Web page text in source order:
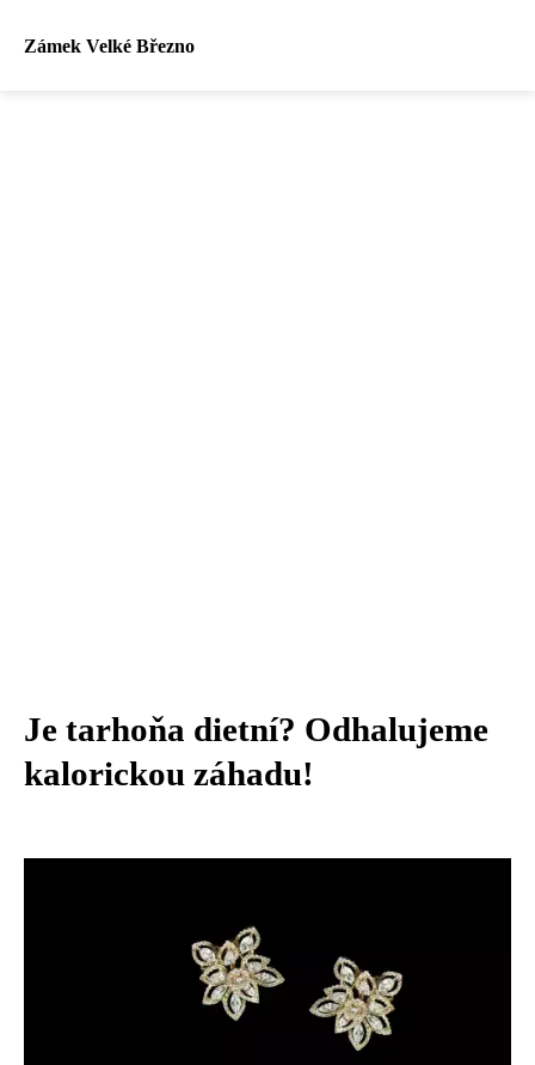
Zámek Velké Březno
Je tarhoňa dietní? Odhalujeme
kalorickou záhadu!